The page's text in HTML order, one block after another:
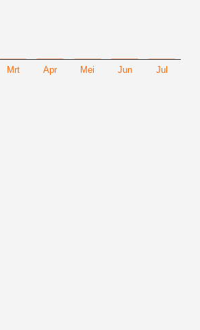
Mrt Apr Mei Jun Jul